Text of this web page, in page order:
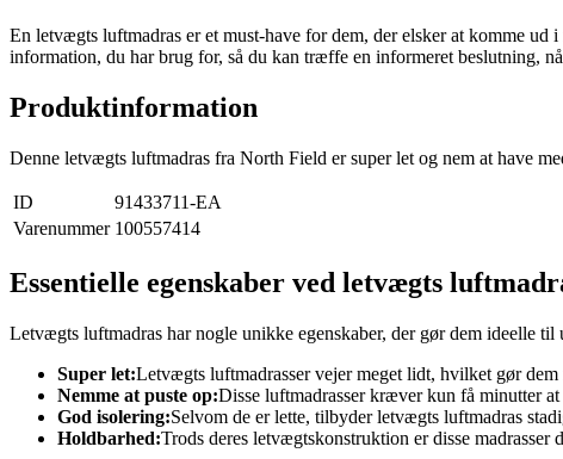
En letvægts luftmadras er et must-have for dem, der elsker at komme
information, du har brug for, så du kan træffe en informeret beslutning,
Produktinformation
Denne letvægts luftmadras fra North Field er super let og nem at have
ID
91433711-EA
Varenummer 100557414
Essentielle egenskaber ved letvægts
Letvægts luftmadras har nogle unikke egenskaber, der gør dem ideelle
Super let:Letvægts luftmadrasser vejer meget lidt, hvilket gør
Nemme at puste op:Disse luftmadrasser kræver kun få minutter
God isolering:Selvom de er lette, tilbyder letvægts luftmadras
Holdbarhed:Trods deres letvægtskonstruktion er disse